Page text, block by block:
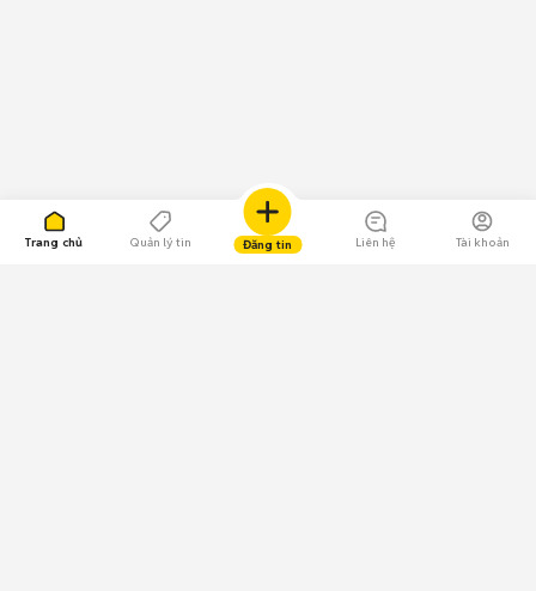
Trang chủ Quản lý tin Đăng tin Liên hệ Tài khoản